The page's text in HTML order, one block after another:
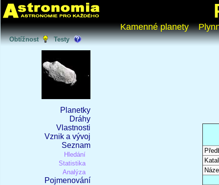
Kamenné planety
Obtížnost Testy
Planetky
Dráhy
Vlastnosti
Vznik a vývoj
Seznam
Hledání
Statistika
Analýza
Pojmenování